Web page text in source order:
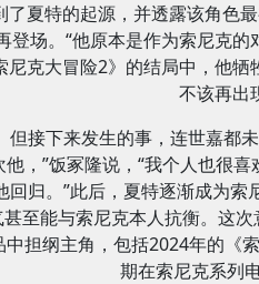
了夏特的起源，并透露该角色
登场。“他原本是作为索尼克
尼克大冒险2》的结局中，他
不该再出
但接下来发生的事，连世嘉都
他，”饭冢隆说，“我个人也很
回归。”此后，夏特逐渐成为索
甚至能与索尼克本人抗衡。这
中担纲主角，包括2024年的《
期在索尼克系列